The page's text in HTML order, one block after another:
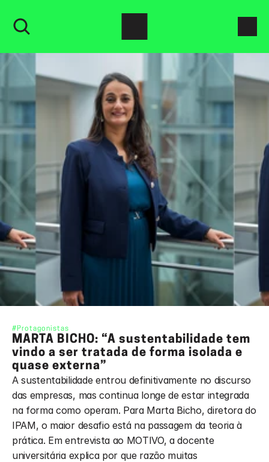
#Protagonistas
MARTA BICHO: “A sustentabilidade tem
vindo a ser tratada de forma isolada e
quase externa”
A sustentabilidade entrou definitivamente no discurso
das empresas, mas continua longe de estar integrada
na forma como operam. Para Marta Bicho, diretora do
IPAM, o maior desafio está na passagem da teoria à
prática. Em entrevista ao MOTIVO, a docente
universitária explica por que razão muitas